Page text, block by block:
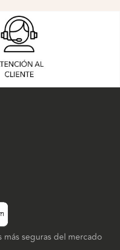
más seguras del mercado